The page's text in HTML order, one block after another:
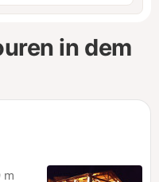
in dem
m